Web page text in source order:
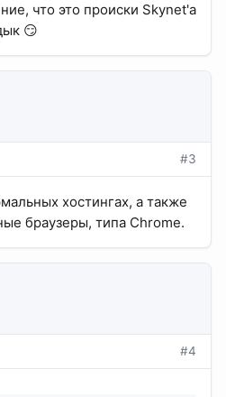
что это происки Skynet'а
😏
#3
хостингах, а также
браузеры, типа Chrome.
#4